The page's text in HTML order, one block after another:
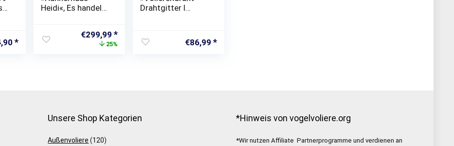
Heidi«, Es handelt
unterschiedlicheUrsprünglicher
Preis
€299,99 Aktueller
Preis
25%
Drahtgitter I
25x25mm I
1,75mm stark
€86,99
Unsere Shop Kategorien
Außenvoliere (120)
*Hinweis von vogelvoliere.org
*Wir nutzen Affiliate Partnerprogramme und verdienen an